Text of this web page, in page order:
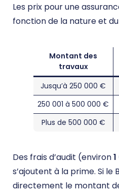
Les prix pour une
fonction de la nature et
Montant des
travaux
Jusqu’à 250 000 €
250 001 à 500 000 €
Plus de 500 000 €
Des frais d’audit (environ
s’ajoutent à la prime. Si le
directement le montant